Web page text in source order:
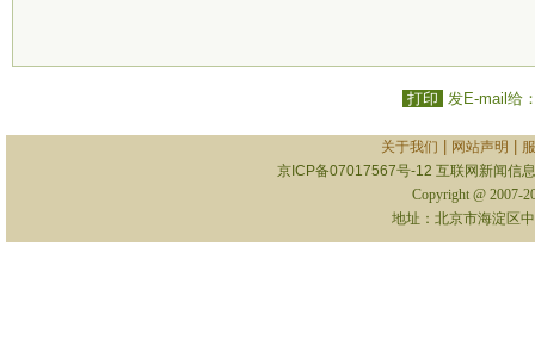
打印 发E-mail给
关于我们 网站声明
京ICP备07017567号-12 互联网新闻信
Copyright @ 2007-
地址：北京市海淀区